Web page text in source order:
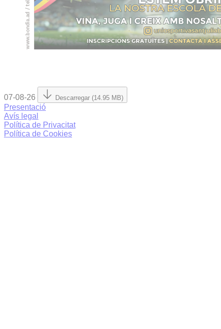
07-08-26 Descarregar (14.95 MB)
Presentació
Avís legal
Política de Privacitat
Política de Cookies